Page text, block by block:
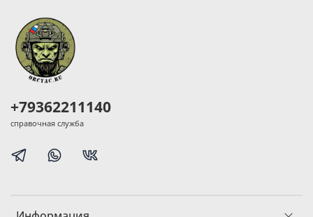
+79362211140
справочная служба